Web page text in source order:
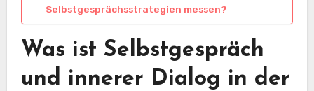
Selbstgesprächsstrategien messen?
Was ist Selbstgespräch
und innerer Dialog in der